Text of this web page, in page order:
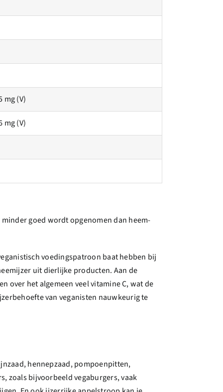
mg (V)
mg (V)
goed wordt opgenomen dan heem-
voedingspatroon baat hebben bij
uit dierlijke producten. Aan de
over het algemeen veel vitamine C, wat de
van veganisten nauwkeurig te
hennepzaad, pompoenpitten,
zoals bijvoorbeeld vegaburgers, vaak